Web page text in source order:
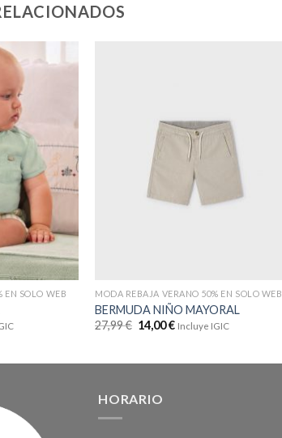
EN SOLO WEB MODA REBAJA VERANO 50% EN SOLO WEB
BERMUDA NIÑO MAYORAL
27,99€ 14,00€ Incluye IGIC
HORARIO